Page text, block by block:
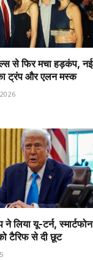
से फिर मचा हड़कंप, नई
ट्रंप और एलन मस्क
लिया यू-टर्न, स्मार्टफोन
टैरिफ से दी छूट